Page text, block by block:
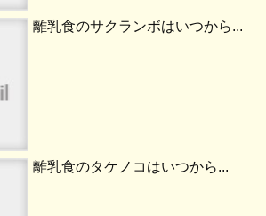
離乳食のサクランボはいつから...
離乳食のタケノコはいつから...